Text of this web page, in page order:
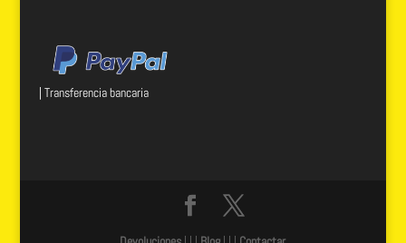
| Transferencia bancaria